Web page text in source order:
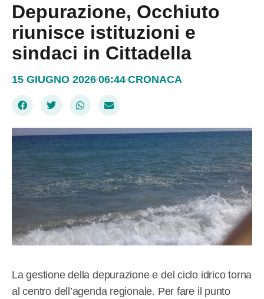
Depurazione, Occhiuto
riunisce istituzioni e
sindaci in Cittadella
15 GIUGNO 2026 06:44 CRONACA
La gestione della depurazione e del ciclo idrico torna
al centro dell’agenda regionale. Per fare il punto